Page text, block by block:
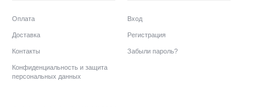
Оплата
Доставка
Контакты
Конфиденциальность и защита
персональных данных
Вход
Регистрация
Забыли пароль?